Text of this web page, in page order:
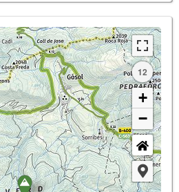
12
+
−